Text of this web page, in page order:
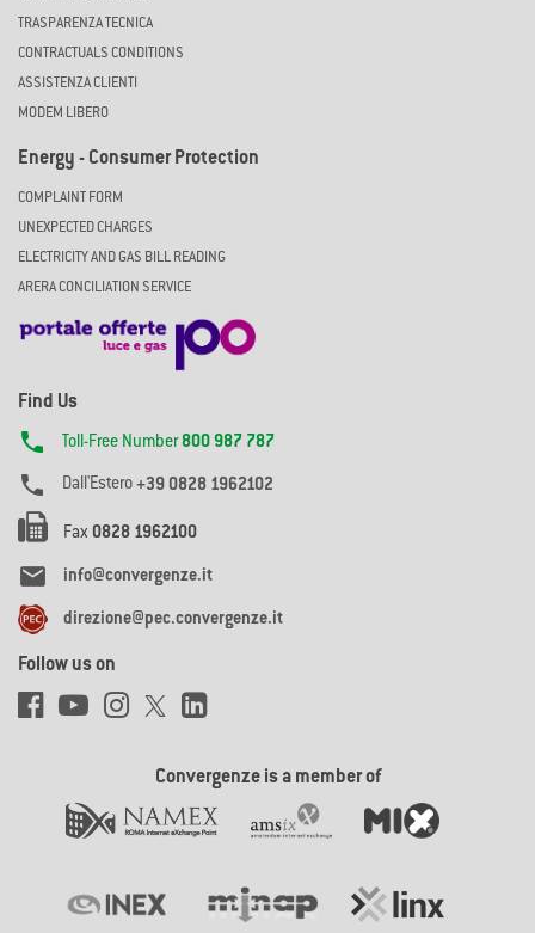
TRASPARENZA TECNICA
CONTRACTUALS CONDITIONS
ASSISTENZA CLIENTI
MODEM LIBERO
Energy - Consumer Protection
COMPLAINT FORM
UNEXPECTED CHARGES
ELECTRICITY AND GAS BILL READING
ARERA CONCILIATION SERVICE
Find Us
 Toll-Free Number800 987 787
 Dall'Estero +39 0828 1962102
Fax 0828 1962100
 info@convergenze.it
direzione@pec.convergenze.it
Follow us on
Convergenze is a member of